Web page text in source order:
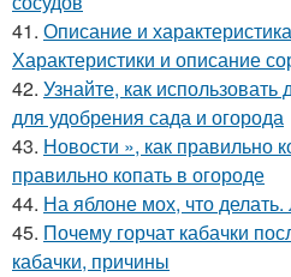
41. Описание и
Характеристики и описание
42. Узнайте, как
для удобрения сада и огорода
43. Новости », как правильно
правильно копать в огороде
44. На яблоне мох, что
45. Почему горчат кабачки
кабачки, причины